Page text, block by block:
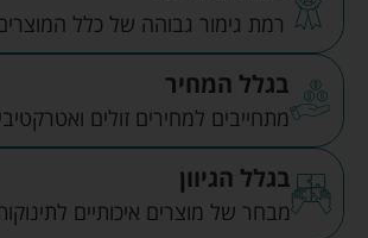
רמת גימור גבוהה של כלל
בגלל המחיר
מתחייבים למחירים זולים
בגלל הגיוון
מבחר של מוצרים איכותיים